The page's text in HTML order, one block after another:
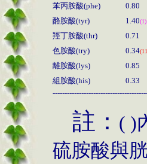
苯丙胺酸(phe) 0.80
酪胺酸(tyr) 1.40(1)
羥丁胺酸(thr) 0.71
色胺酸(try) 0.34
離胺酸(lys) 0.85
組胺酸(his) 0.33
註： ( )
硫胺酸與